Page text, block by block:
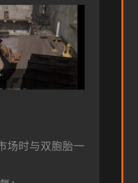
场时与双胞胎一